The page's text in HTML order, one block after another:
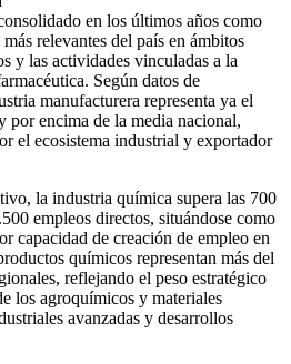
en los últimos años como
relevantes del país en ámbitos
y las actividades vinculadas a la
Según datos de
manufacturera representa ya el
encima de la media nacional,
el ecosistema industrial y exportador
la industria química supera las 700
empleos directos, situándose como
capacidad de creación de empleo en
químicos representan más del
reflejando el peso estratégico
los agroquímicos y materiales
avanzadas y desarrollos